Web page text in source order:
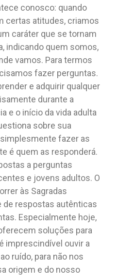
conosco: quando
certas atitudes, criamos
caráter que se tornam
indicando quem somos,
vamos. Para termos
fazer perguntas.
e adquirir qualquer
durante a
e o início da vida adulta
sobre sua
fazer as
é quem as responderá.
a perguntas
e jovens adultos. O
às Sagradas
respostas autênticas
Especialmente hoje,
soluções para
imprescindível ouvir a
ruído, para não nos
origem e do nosso